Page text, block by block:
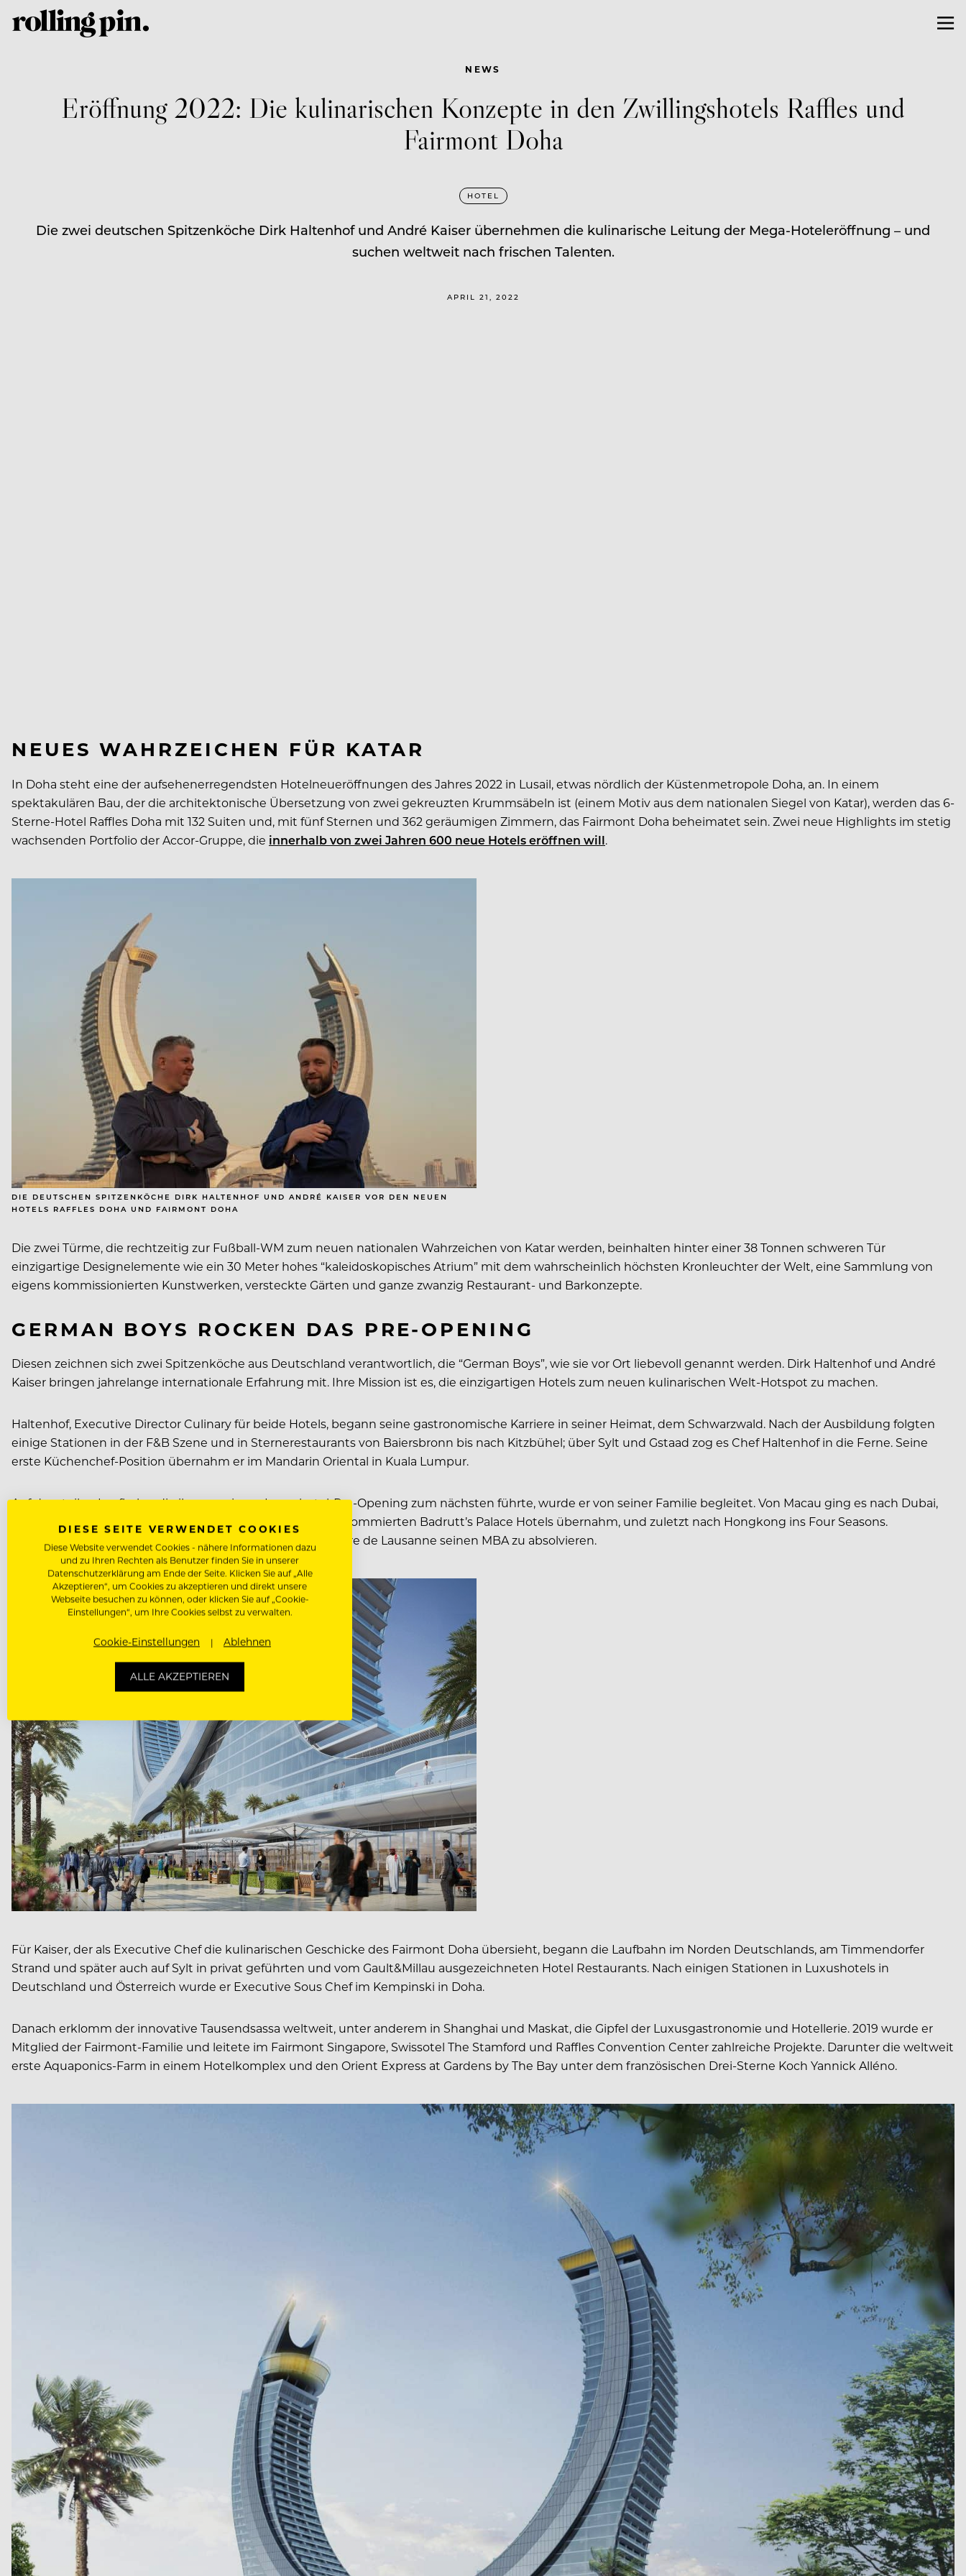
NEWS
Eröffnung 2022: Die kulinarischen Konzepte in den Zwillingshotels Raffles und
Fairmont Doha
HOTEL
Die zwei deutschen Spitzenköche Dirk Haltenhof und André Kaiser übernehmen die kulinarische Leitung der Mega-Hoteleröffnung – und
suchen weltweit nach frischen Talenten.
APRIL 21, 2022
NEUES WAHRZEICHEN FÜR KATAR
In Doha steht eine der aufsehenerregendsten Hotelneueröffnungen des Jahres 2022 in Lusail, etwas nördlich der Küstenmetropole Doha, an. In einem
spektakulären Bau, der die architektonische Übersetzung von zwei gekreuzten Krummsäbeln ist (einem Motiv aus dem nationalen Siegel von Katar), werden das 6-
Sterne-Hotel Raffles Doha mit 132 Suiten und, mit fünf Sternen und 362 geräumigen Zimmern, das Fairmont Doha beheimatet sein. Zwei neue Highlights im stetig
wachsenden Portfolio der Accor-Gruppe, die innerhalb von zwei Jahren 600 neue Hotels eröffnen will.
DIE DEUTSCHEN SPITZENKÖCHE DIRK HALTENHOF UND ANDRÉ KAISER VOR DEN NEUEN
HOTELS RAFFLES DOHA UND FAIRMONT DOHA
Die zwei Türme, die rechtzeitig zur Fußball-WM zum neuen nationalen Wahrzeichen von Katar werden, beinhalten hinter einer 38 Tonnen schweren Tür
einzigartige Designelemente wie ein 30 Meter hohes “kaleidoskopisches Atrium” mit dem wahrscheinlich höchsten Kronleuchter der Welt, eine Sammlung von
eigens kommissionierten Kunstwerken, versteckte Gärten und ganze zwanzig Restaurant- und Barkonzepte.
GERMAN BOYS ROCKEN DAS PRE-OPENING
Diesen zeichnen sich zwei Spitzenköche aus Deutschland verantwortlich, die “German Boys”, wie sie vor Ort liebevoll genannt werden. Dirk Haltenhof und André
Kaiser bringen jahrelange internationale Erfahrung mit. Ihre Mission ist es, die einzigartigen Hotels zum neuen kulinarischen Welt-Hotspot zu machen.
Haltenhof, Executive Director Culinary für beide Hotels, begann seine gastronomische Karriere in seiner Heimat, dem Schwarzwald. Nach der Ausbildung folgten
einige Stationen in der F&B Szene und in Sternerestaurants von Baiersbronn bis nach Kitzbühel; über Sylt und Gstaad zog es Chef Haltenhof in die Ferne. Seine
erste Küchenchef-Position übernahm er im Mandarin Oriental in Kuala Lumpur.
Auf der steilen Laufbahn, die ihn von einem Luxushotel-Pre-Opening zum nächsten führte, wurde er von seiner Familie begleitet. Von Macau ging es nach Dubai,
dann in die Schweiz, wo er die kulinarische Leitung des renommierten Badrutt’s Palace Hotels übernahm, und zuletzt nach Hongkong ins Four Seasons.
Dazwischen nutzte er die Gelegenheit, in der École hôtelière de Lausanne seinen MBA zu absolvieren.
Für Kaiser, der als Executive Chef die kulinarischen Geschicke des Fairmont Doha übersieht, begann die Laufbahn im Norden Deutschlands, am Timmendorfer
Strand und später auch auf Sylt in privat geführten und vom Gault&Millau ausgezeichneten Hotel Restaurants. Nach einigen Stationen in Luxushotels in
Deutschland und Österreich wurde er Executive Sous Chef im Kempinski in Doha.
Danach erklomm der innovative Tausendsassa weltweit, unter anderem in Shanghai und Maskat, die Gipfel der Luxusgastronomie und Hotellerie. 2019 wurde er
Mitglied der Fairmont-Familie und leitete im Fairmont Singapore, Swissotel The Stamford und Raffles Convention Center zahlreiche Projekte. Darunter die weltweit
erste Aquaponics-Farm in einem Hotelkomplex und den Orient Express at Gardens by The Bay unter dem französischen Drei-Sterne Koch Yannick Alléno.
DIESE SEITE VERWENDET COOKIES
Diese Website verwendet Cookies - nähere Informationen dazu
und zu Ihren Rechten als Benutzer finden Sie in unserer
Datenschutzerklärung am Ende der Seite. Klicken Sie auf „Alle
Akzeptieren“, um Cookies zu akzeptieren und direkt unsere
Webseite besuchen zu können, oder klicken Sie auf „Cookie-
Einstellungen“, um Ihre Cookies selbst zu verwalten.
Cookie-Einstellungen Ablehnen
ALLE AKZEPTIEREN